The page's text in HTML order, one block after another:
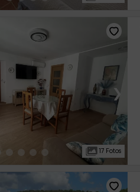
›
17 Fotos